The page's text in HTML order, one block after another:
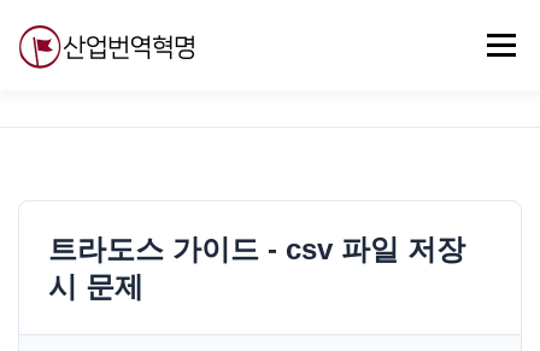
메뉴
트라도스 가이드 - csv 파일 저장
시 문제